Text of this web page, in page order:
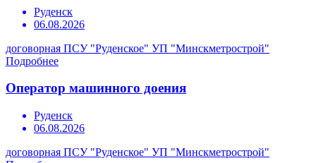
Руденск
06.08.2026
договорная ПСУ "Руденское" УП "Минскметрострой"
Подробнее
Оператор машинного доения
Руденск
06.08.2026
договорная ПСУ "Руденское" УП "Минскметрострой"